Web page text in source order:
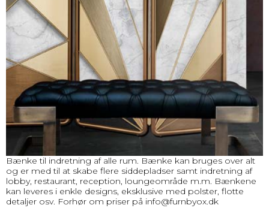
Bænke til indretning af alle rum. Bænke kan bruges over alt
og er med til at skabe flere siddepladser samt indretning af
lobby, restaurant, reception, loungeområde m.m. Bænkene
kan leveres i enkle designs, eksklusive med polster, flotte
detaljer osv. Forhør om priser på info@furnbyox.dk